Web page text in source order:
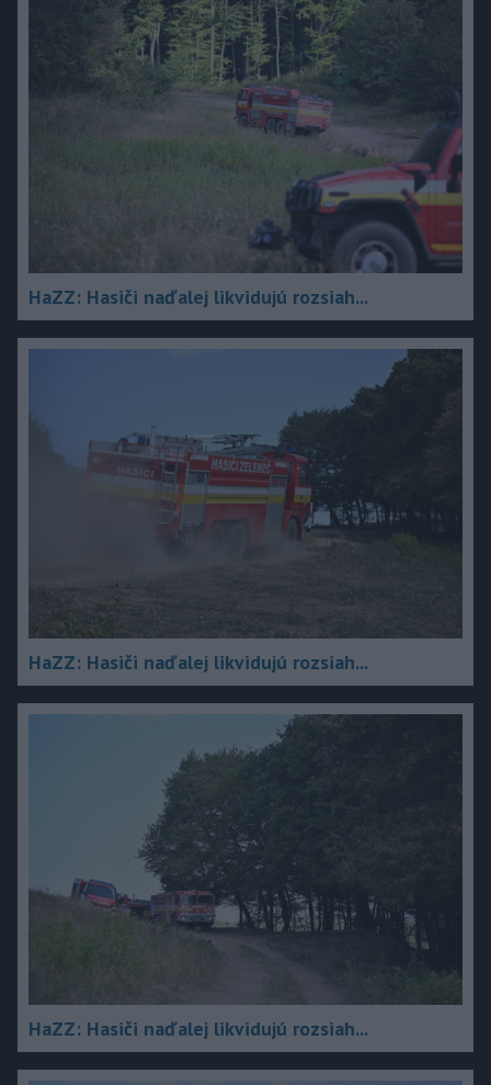
HaZZ: Hasiči naďalej likvidujú rozsiah...
HaZZ: Hasiči naďalej likvidujú rozsiah...
HaZZ: Hasiči naďalej likvidujú rozsiah...